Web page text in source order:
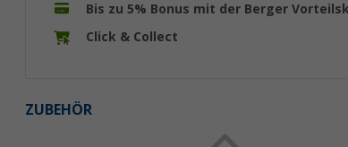
Bis zu 5% Bonus mit der Berger
Click & Collect
ZUBEHÖR